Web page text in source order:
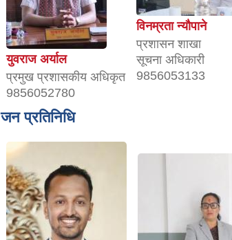
युवराज अर्याल
प्रमुख प्रशासकीय अधिकृत
9856052780
विनम्रता न्यौपाने
प्रशासन शाखा
सूचना अधिकारी
9856053133
जन प्रतिनिधि